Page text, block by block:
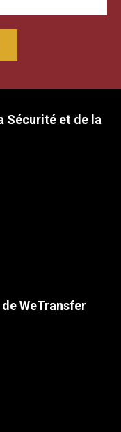
Sécurité et de la
WeTransfer